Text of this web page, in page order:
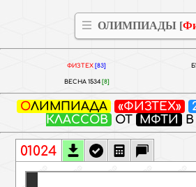
ОЛИМПИАДЫ [
ФИЗТЕХ [83]
ВЕСНА 1534 [8]
ОЛИМПИАДА «ФИЗТЕХ»
КЛАССОВ ОТ МФТИ В
01024